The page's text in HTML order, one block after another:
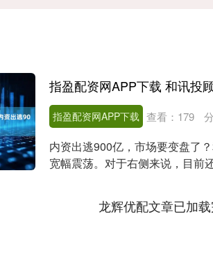
指盈配资网APP下载 查看： 179
内资出逃900亿，市场要变盘了
宽幅震荡。对于右侧来说，目前
龙辉优配文章已加